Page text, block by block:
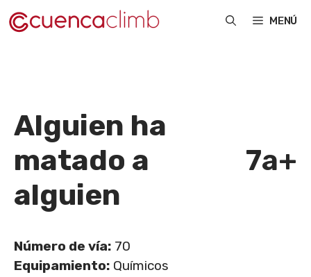
Saltar
al
MENÚ
Alguien ha
matado a
alguien
7a+
Número de vía: 70
Equipamiento: Químicos